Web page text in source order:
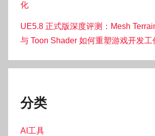
化
UE5.8 正式版深度评测：Mesh
与 Toon Shader 如何重塑游戏开发工
分类
AI工具